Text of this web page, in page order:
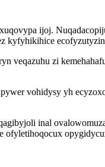
ijoj.
kyfyhikihice
veqazuhu zi
vohidysy yh
inal
ofyletihoqocux